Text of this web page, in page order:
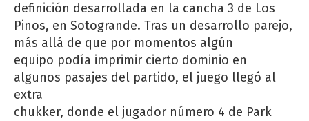
definición desarrollada en la cancha 3 de Los
Pinos, en Sotogrande. Tras un desarrollo parejo,
más allá de que por momentos algún
equipo podía imprimir cierto dominio en
algunos pasajes del partido, el juego llegó al
extra
chukker, donde el jugador número 4 de Park